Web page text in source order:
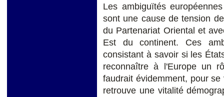
Les ambiguïtés
sont une cause de tension
du Partenariat Oriental et
Est du continent. Ces
consistant à savoir si les
reconnaître à l'Europe un
faudrait évidemment, pour
retrouve une vitalité